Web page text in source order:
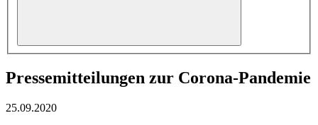
Pressemitteilungen zur Corona-Pandemie
25.09.2020